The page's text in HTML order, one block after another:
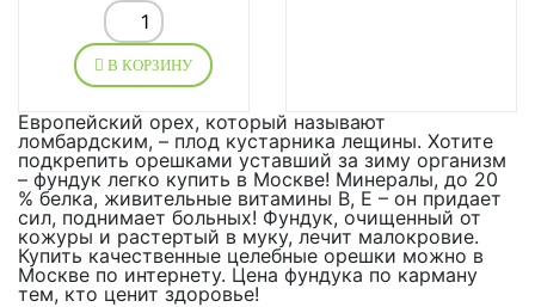
В КОРЗИНУ
Европейский орех, который называют
ломбардским, – плод кустарника лещины. Хотите
подкрепить орешками уставший за зиму организм
– фундук легко купить в Москве! Минералы, до 20
% белка, живительные витамины В, Е – он придает
сил, поднимает больных! Фундук, очищенный от
кожуры и растертый в муку, лечит малокровие.
Купить качественные целебные орешки можно в
Москве по интернету. Цена фундука по карману
тем, кто ценит здоровье!